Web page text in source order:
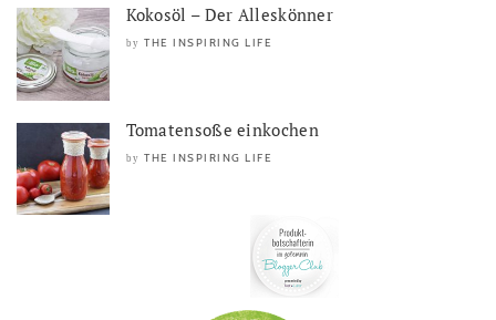
Kokosöl – Der Alleskönner
by THE INSPIRING LIFE
Tomatensoße einkochen
by THE INSPIRING LIFE